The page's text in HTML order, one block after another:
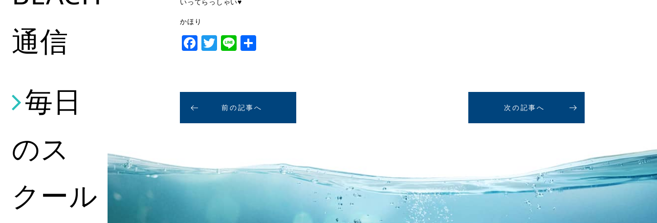
通信
毎日
のス
クール
かほり
Facebook
Twitter
Line
前の記事へ 次の記事へ